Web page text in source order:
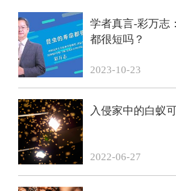
学者真言-彩万志
都很短吗？
2023-10-23
入侵家中的白蚁
2022-06-27